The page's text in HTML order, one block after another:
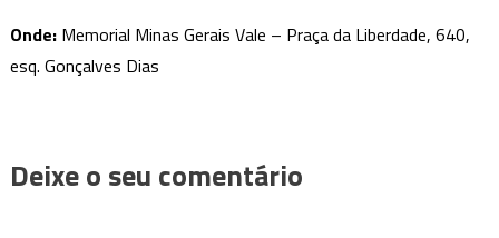
Onde: Memorial Minas Gerais Vale – Praça da Liberdade, 640,
esq. Gonçalves Dias
Deixe o seu comentário